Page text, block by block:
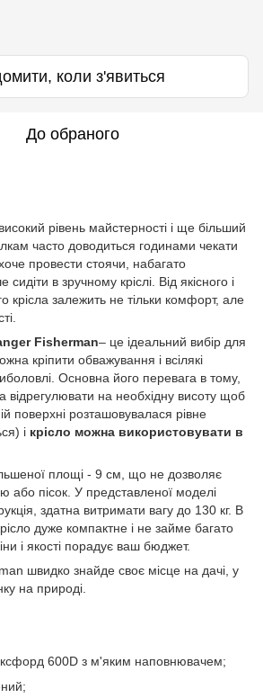
коли з'явиться
До обраного
рівень майстерності і ще більший
часто доводиться годинами чекати
провести стоячи, набагато
в зручному кріслі. Від якісного і
крісла залежить не тільки комфорт, але
Fisherman– це ідеальний вибір для
кріпити обважування і всілякі
Основна його перевага в тому,
відрегулювати на необхідну висоту щоб
поверхні розташовувалася рівне
і крісло можна використовувати в
площі - 9 см, що не дозволяє
або пісок. У представленої моделі
здатна витримати вагу до 130 кг. В
дуже компактне і не займе багато
і якості порадує ваш бюджет.
швидко знайде своє місце на дачі, у
на природі.
600D з м'яким наповнювачем;